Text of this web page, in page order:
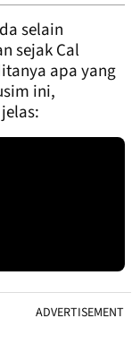
selain
sejak Cal
apa yang
ini,
ADVERTISEMENT